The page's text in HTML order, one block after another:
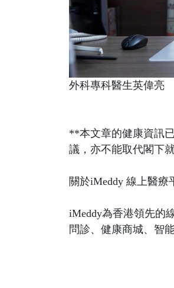
外科專科醫生英偉亮
**本文章的健康資訊
議，亦不能取代閣下
關於iMeddy 線上醫療
iMeddy為香港領先的
問診、健康商城、智